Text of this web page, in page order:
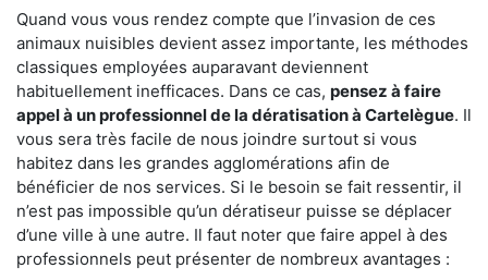
Quand vous vous rendez compte que l’invasion de ces
animaux nuisibles devient assez importante, les méthodes
classiques employées auparavant deviennent
habituellement inefficaces. Dans ce cas, pensez à faire
appel à un professionnel de la dératisation à Cartelègue. Il
vous sera très facile de nous joindre surtout si vous
habitez dans les grandes agglomérations afin de
bénéficier de nos services. Si le besoin se fait ressentir, il
n’est pas impossible qu’un dératiseur puisse se déplacer
d’une ville à une autre. Il faut noter que faire appel à des
professionnels peut présenter de nombreux avantages :